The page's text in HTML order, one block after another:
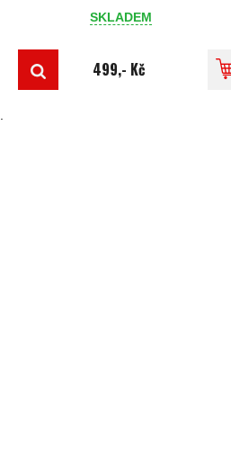
SKLADEM
499,- Kč